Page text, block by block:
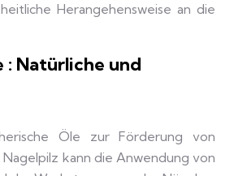
Herangehensweise an die
Natürliche und
Öle zur Förderung von
kann die Anwendung von